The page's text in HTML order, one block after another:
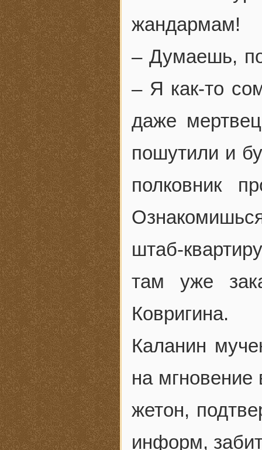
жандармам!
– Думаешь,
– Я как-то
даже
пошутили и
полковник
штаб-
там уже
Ковригина.
Каланин
на мгновение
жетон,
информ,